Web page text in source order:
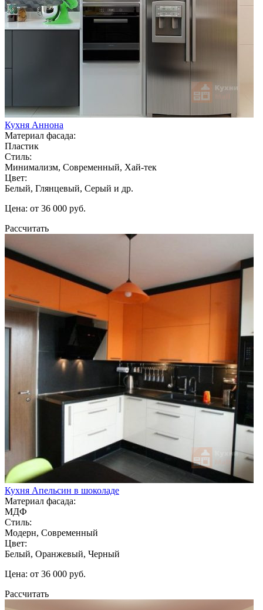
Кухня Аннона
Материал фасада:
Пластик
Стиль:
Минимализм, Современный, Хай-тек
Цвет:
Белый, Глянцевый, Серый и др.
Цена: от 36 000 руб.
Рассчитать
Кухня Апельсин в шоколаде
Материал фасада:
МДФ
Стиль:
Модерн, Современный
Цвет:
Белый, Оранжевый, Черный
Цена: от 36 000 руб.
Рассчитать